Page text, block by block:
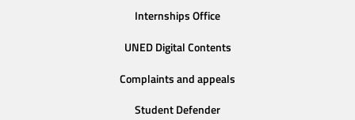
Internships Office
UNED Digital Contents
Complaints and appeals
Student Defender